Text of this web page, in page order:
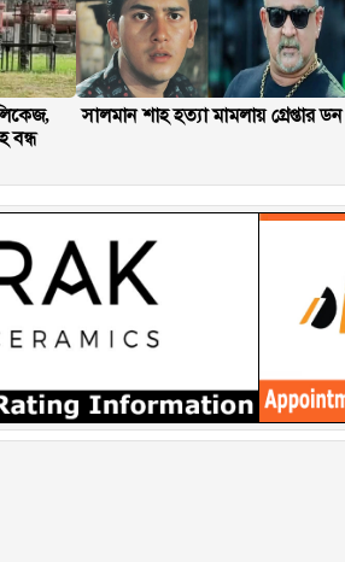
বন্ধ
সালমান শাহ হত্যা মামলায় গ্রেপ্তার ডন